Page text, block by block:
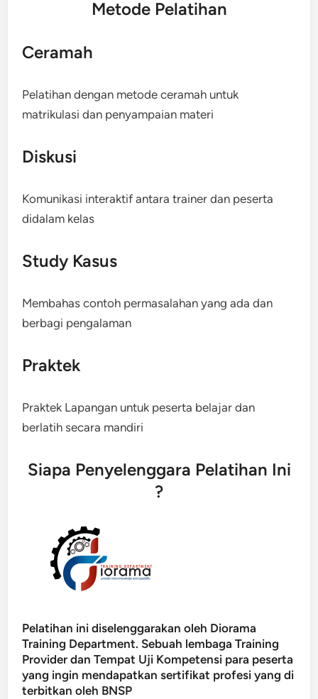
Metode Pelatihan
Ceramah
Pelatihan dengan metode ceramah untuk
matrikulasi dan penyampaian materi
Diskusi
Komunikasi interaktif antara trainer dan peserta
didalam kelas
Study Kasus
Membahas contoh permasalahan yang ada dan
berbagi pengalaman
Praktek
Praktek Lapangan untuk peserta belajar dan
berlatih secara mandiri
Siapa Penyelenggara Pelatihan Ini
?
Pelatihan ini diselenggarakan oleh Diorama
Training Department. Sebuah lembaga Training
Provider dan Tempat Uji Kompetensi para peserta
yang ingin mendapatkan sertifikat profesi yang di
terbitkan oleh BNSP